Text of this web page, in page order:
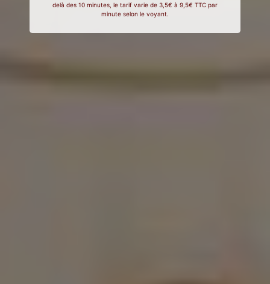
delà des 10 minutes, le tarif varie de 3,5€ à 9,5€ TTC par
minute selon le voyant.